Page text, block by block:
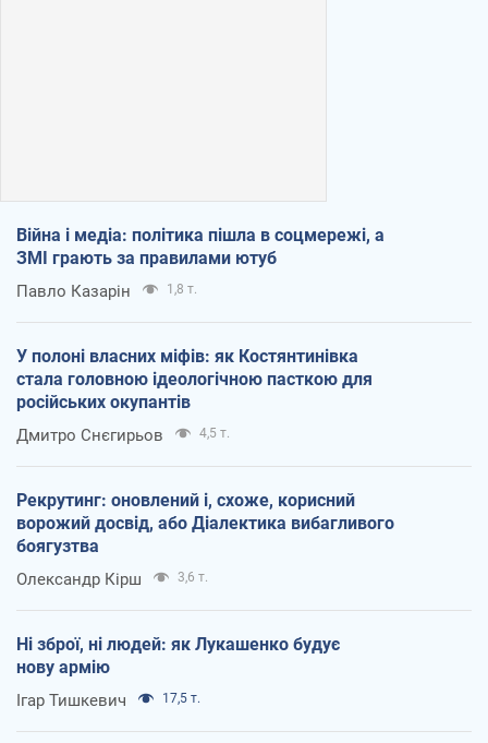
Війна і медіа: політика пішла в соцмережі, а
ЗМІ грають за правилами ютуб
Павло Казарін 1,8 т.
У полоні власних міфів: як Костянтинівка
стала головною ідеологічною пасткою для
російських окупантів
Дмитро Снєгирьов 4,5 т.
Рекрутинг: оновлений і, схоже, корисний
ворожий досвід, або Діалектика вибагливого
боягузтва
Олександр Кірш 3,6 т.
Ні зброї, ні людей: як Лукашенко будує
нову армію
Ігар Тишкевич 17,5 т.